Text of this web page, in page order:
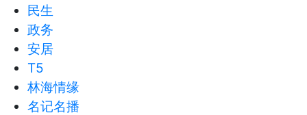
民生
政务
安居
T5
林海情缘
名记名播